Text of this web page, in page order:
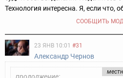
Технология интересна. Я, если что,
СООБЩИТЬ
23 ЯНВ 10:01 #31
Александр Чернов
продолжение: